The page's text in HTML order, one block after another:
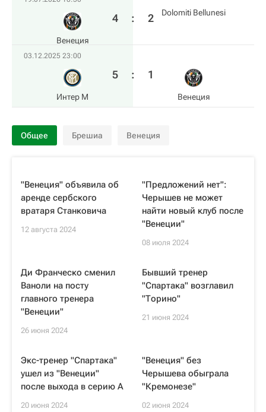
Венеция
4 : 2 Dolomiti Bellunesi
03.12.2025 23:00
Интер М
5 : 1
Венеция
Общее Брешиа Венеция
"Венеция" объявила об
аренде сербского
вратаря Станковича
12 августа 2024
"Предложений нет":
Черышев не может
найти новый клуб после
"Венеции"
08 июля 2024
Ди Франческо сменил
Ваноли на посту
главного тренера
"Венеции"
26 июня 2024
Бывший тренер
"Спартака" возглавил
"Торино"
21 июня 2024
Экс-тренер "Спартака"
ушел из "Венеции"
после выхода в серию А
20 июня 2024
"Венеция" без
Черышева обыграла
"Кремонезе"
02 июня 2024